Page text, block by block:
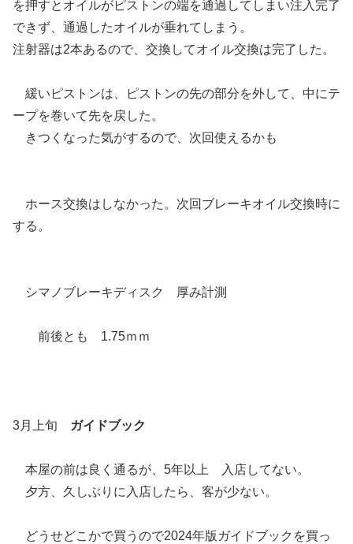
を押すとオイルがピストンの端を通過してしまい注入完了
できず、通過したオイルが垂れてしまう。
注射器は2本あるので、交換してオイル交換は完了した。
緩いピストンは、ピストンの先の部分を外して、中にテ
ープを巻いて先を戻した。
きつくなった気がするので、次回使えるかも
ホース交換はしなかった。次回ブレーキオイル交換時に
する。
シマノブレーキディスク 厚み計測
前後とも 1.75ｍｍ
3月上旬 ガイドブック
本屋の前は良く通るが、5年以上 入店してない。
夕方、久しぶりに入店したら、客が少ない。
どうせどこかで買うので2024年版ガイドブックを買っ